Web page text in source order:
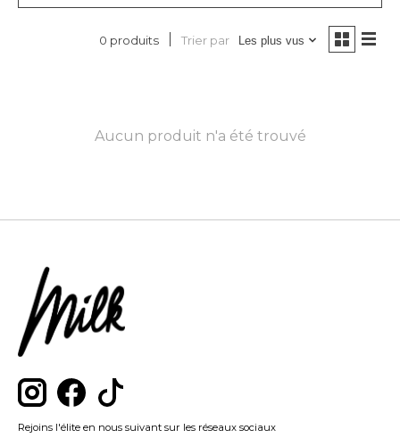
0 produits Trier par Les plus vus
Aucun produit n'a été trouvé
Rejoins l'élite en nous suivant sur les réseaux sociaux